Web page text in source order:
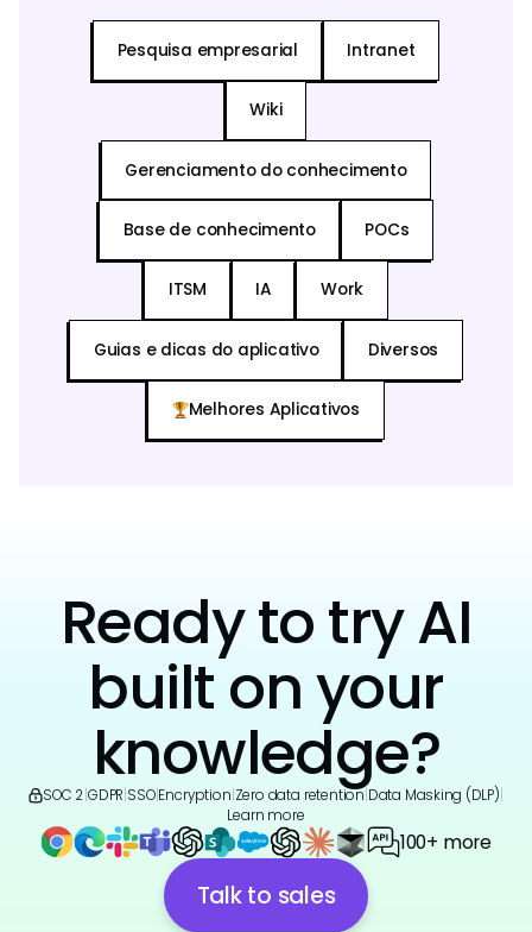
Pesquisa empresarial Intranet
Wiki
Gerenciamento do conhecimento
Base de conhecimento POCs
ITSM IA Work
Guias e dicas do aplicativo Diversos
Melhores Aplicativos
Ready to try AI
built on your
knowledge?
SOC 2 GDPR SSO|Encryption Zero data retention Data Masking (DLP)
Learn more
100+ more
Talk to sales